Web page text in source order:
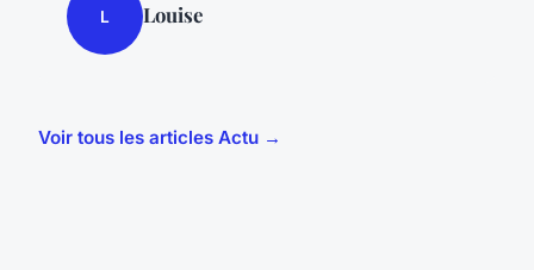
L Louise
Voir tous les articles Actu →